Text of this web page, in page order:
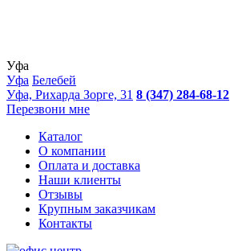
Уфа
Уфа Белебей
Уфа, Рихарда Зорге, 31 8 (347) 284-68-12
Перезвони мне
Каталог
О компании
Оплата и доставка
Наши клиенты
Отзывы
Крупным заказчикам
Контакты